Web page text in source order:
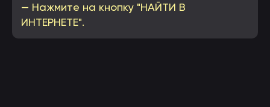
— Нажмите на кнопку "НАЙТИ В
ИНТЕРНЕТЕ".